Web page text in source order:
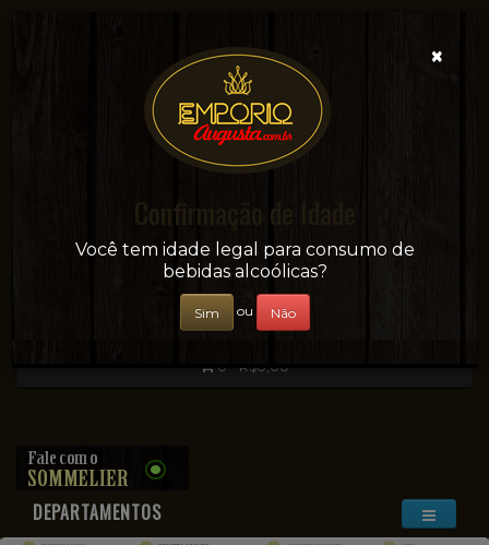
Sua conveniência e adega on-line!
0 - R$0,00
DEPARTAMENTOS
×
Confirmação de Idade
Você tem idade legal para consumo de
bebidas alcoólicas?
Sim ou Não